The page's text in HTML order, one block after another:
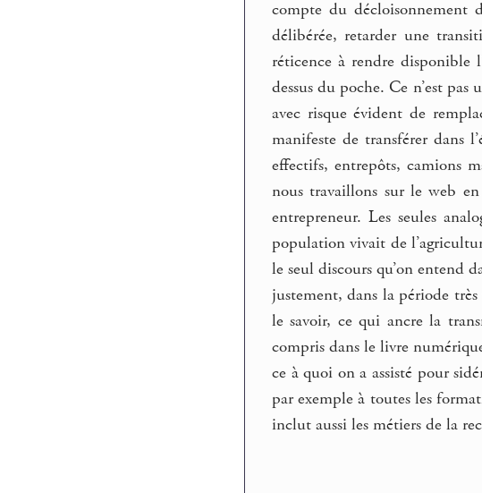
compte du décloisonnement
délibérée, retarder une
réticence à rendre disponible
dessus du poche. Ce n’est
avec risque évident de
manifeste de transférer dans
effectifs, entrepôts, camions
nous travaillons sur le web
entrepreneur. Les seules
population vivait de
le seul discours qu’on entend
justement, dans la période
le savoir, ce qui ancre la
compris dans le livre
ce à quoi on a assisté pour
par exemple à toutes les
inclut aussi les métiers de la